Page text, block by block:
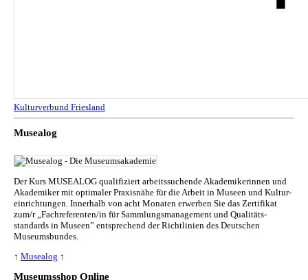
Kulturverbund Friesland
Musealog
Der Kurs MUSEALOG qualifiziert arbeitssuchende Akademikerinnen und
Akademiker mit optimaler Praxisnähe für die Arbeit in Museen und Kul­tur­
ein­rich­tun­gen. Innerhalb von acht Monaten erwerben Sie das Zertifikat
zum/r „Fachreferenten/in für Sammlungs­management und Qualitäts­
standards in Museen” entsprechend der Richtlinien des Deutschen
Museumsbundes.
↑ Musealog ↑
Museumsshop Online